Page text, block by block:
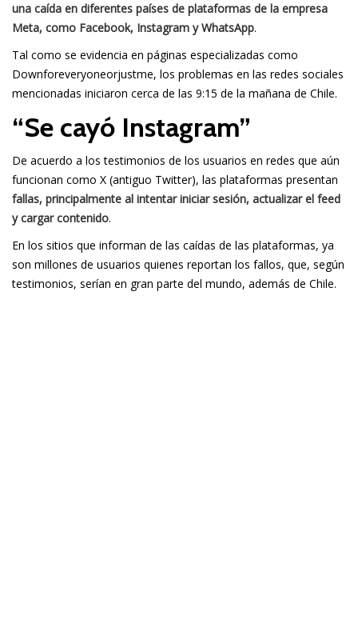
una caída en diferentes países de plataformas de la empresa
Meta, como Facebook, Instagram y WhatsApp.
Tal como se evidencia en páginas especializadas como
Downforeveryoneorjustme, los problemas en las redes sociales
mencionadas iniciaron cerca de las 9:15 de la mañana de Chile.
“Se cayó Instagram”
De acuerdo a los testimonios de los usuarios en redes que aún
funcionan como X (antiguo Twitter), las plataformas presentan
fallas, principalmente al intentar iniciar sesión, actualizar el feed
y cargar contenido.
En los sitios que informan de las caídas de las plataformas, ya
son millones de usuarios quienes reportan los fallos, que, según
testimonios, serían en gran parte del mundo, además de Chile.